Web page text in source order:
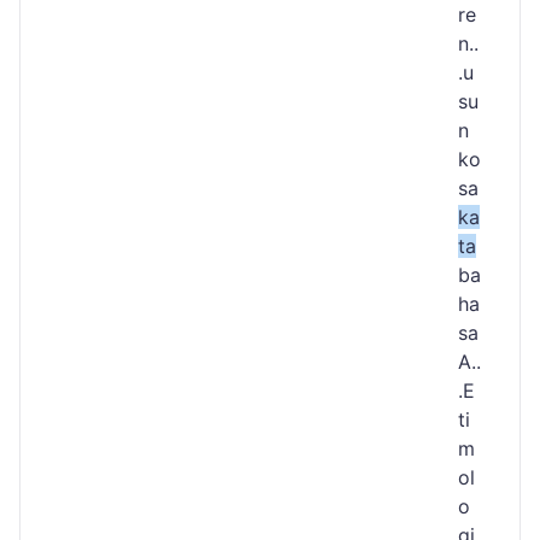
re
n..
.u
su
n
ko
sa
ka
ta
ba
ha
sa
A..
.E
ti
m
ol
o
gi